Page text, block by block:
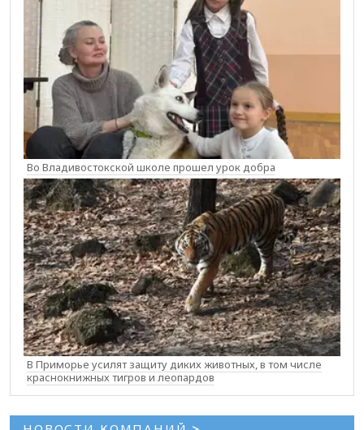
Во Владивостокской школе прошел урок добра
В Приморье усилят защиту диких животных, в том числе
краснокнижных тигров и леопардов